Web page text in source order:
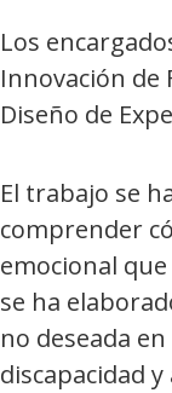
Los
Innovación de
Diseño de
El trabajo se
comprender
emocional
se ha
no deseada
discapacidad